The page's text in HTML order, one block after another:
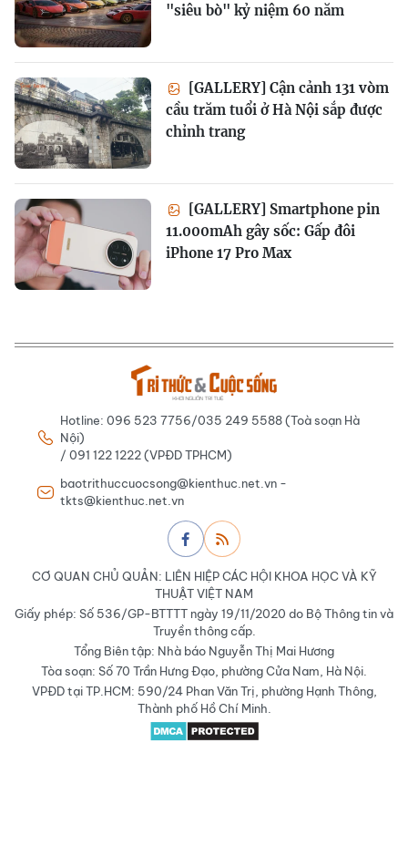
"siêu bò" kỷ niệm 60 năm
[GALLERY] Cận cảnh 131 vòm
cầu trăm tuổi ở Hà Nội sắp được
chỉnh trang
[GALLERY] Smartphone pin
11.000mAh gây sốc: Gấp đôi
iPhone 17 Pro Max
Hotline: 096 523 7756/035 249 5588 (Toà soạn Hà
Nội)
/ 091 122 1222 (VPĐD TPHCM)
baotrithuccuocsong@kienthuc.net.vn -
tkts@kienthuc.net.vn
CƠ QUAN CHỦ QUẢN: LIÊN HIỆP CÁC HỘI KHOA HỌC VÀ KỸ
THUẬT VIỆT NAM
Giấy phép: Số 536/GP-BTTTT ngày 19/11/2020 do Bộ Thông tin và
Truyền thông cấp.
Tổng Biên tập: Nhà báo Nguyễn Thị Mai Hương
Tòa soạn: Số 70 Trần Hưng Đạo, phường Cửa Nam, Hà Nội.
VPĐD tại TP.HCM: 590/24 Phan Văn Trị, phường Hạnh Thông,
Thành phố Hồ Chí Minh.